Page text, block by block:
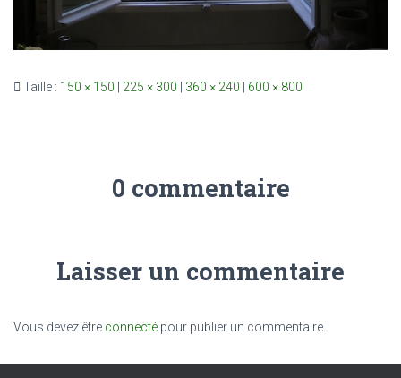
Taille : 150 × 150 225 × 300 360 × 240 600 × 800
0 commentaire
Laisser un commentaire
Vous devez être connecté pour publier un commentaire.